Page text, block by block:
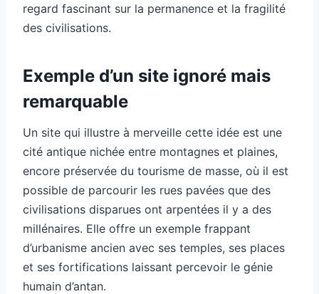
regard fascinant sur la permanence et la fragilité
des civilisations.
Exemple d’un site ignoré mais
remarquable
Un site qui illustre à merveille cette idée est une
cité antique nichée entre montagnes et plaines,
encore préservée du tourisme de masse, où il est
possible de parcourir les rues pavées que des
civilisations disparues ont arpentées il y a des
millénaires. Elle offre un exemple frappant
d’urbanisme ancien avec ses temples, ses places
et ses fortifications laissant percevoir le génie
humain d’antan.